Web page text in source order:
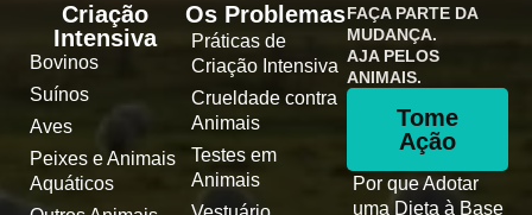
Criação
Intensiva
Bovinos
Suínos
Aves
Peixes e Animais
Aquáticos
Os Problemas
Práticas de
Criação Intensiva
Crueldade contra
Animais
Testes em
Animais
FAÇA PARTE DA
MUDANÇA.
AJA PELOS
ANIMAIS.
Tome
Ação
Por que Adotar
uma Dieta à Base